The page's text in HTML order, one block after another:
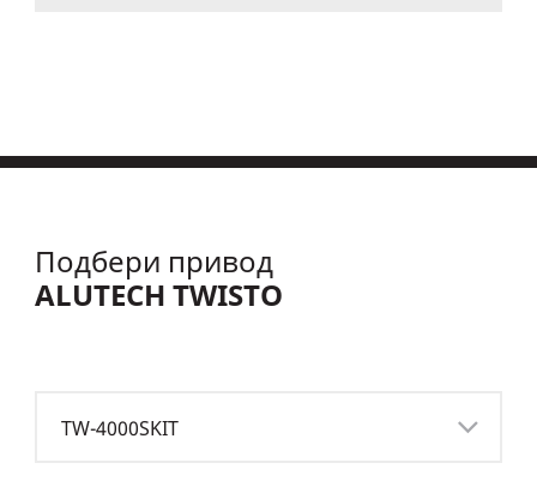
Подбери привод
ALUTECH TWISTO
TW-4000SKIT